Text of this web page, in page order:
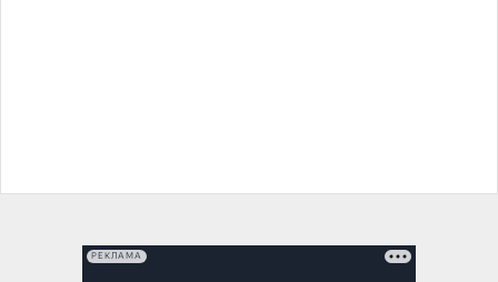
РЕКЛАМА